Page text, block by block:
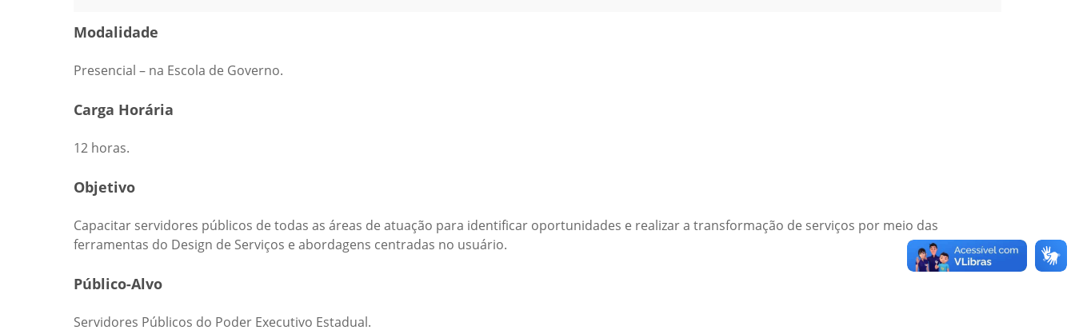
Modalidade
Presencial – na Escola de Governo.
Carga Horária
12 horas.
Objetivo
Capacitar servidores públicos de todas as áreas de atuação para identificar oportunidades e realizar a transformação de serviços por meio das
ferramentas do Design de Serviços e abordagens centradas no usuário.
Público-Alvo
Servidores Públicos do Poder Executivo Estadual.